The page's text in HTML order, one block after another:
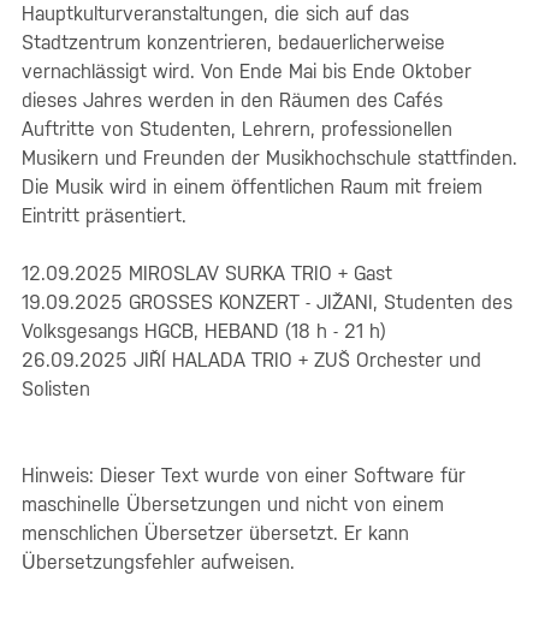
Hauptkulturveranstaltungen, die sich auf das
Stadtzentrum konzentrieren, bedauerlicherweise
vernachlässigt wird. Von Ende Mai bis Ende Oktober
dieses Jahres werden in den Räumen des Cafés
Auftritte von Studenten, Lehrern, professionellen
Musikern und Freunden der Musikhochschule stattfinden.
Die Musik wird in einem öffentlichen Raum mit freiem
Eintritt präsentiert.
12.09.2025 MIROSLAV SURKA TRIO + Gast
19.09.2025 GROSSES KONZERT - JIŽANI, Studenten des
Volksgesangs HGCB, HEBAND (18 h - 21 h)
26.09.2025 JIŘÍ HALADA TRIO + ZUŠ Orchester und
Solisten
Hinweis: Dieser Text wurde von einer Software für
maschinelle Übersetzungen und nicht von einem
menschlichen Übersetzer übersetzt. Er kann
Übersetzungsfehler aufweisen.